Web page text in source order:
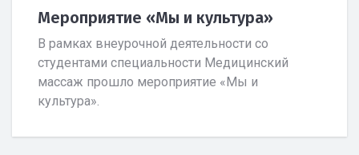
Мероприятие «Мы и культура»
В рамках внеурочной деятельности со
студентами специальности Медицинский
массаж прошло мероприятие «Мы и
культура».